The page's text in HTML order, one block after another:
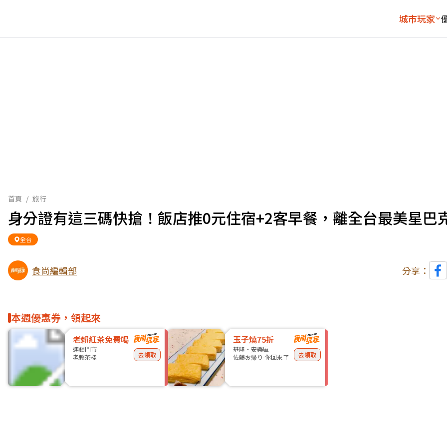
城市玩家
首頁 / 旅行
身分證有這三碼快搶！飯店推0元住宿+2客早餐，離全台最美星巴
全台
食尚編輯部 分享：
本週優惠券，領起來
老賴紅茶免費喝
連鎖門市
老賴茶棧
去領取
玉子燒75折
基隆・安樂區
佐藤お帰り-你回來了
去領取